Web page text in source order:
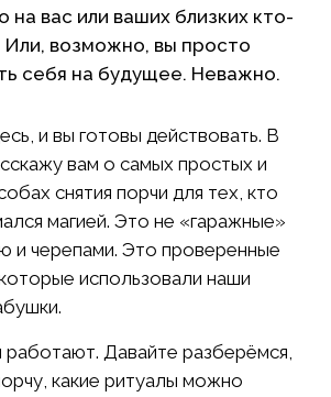
на вас или ваших близких кто-
Или, возможно, вы просто
себя на будущее. Неважно.
и вы готовы действовать. В
вам о самых простых и
снятия порчи для тех, кто
магией. Это не «гаражные»
и черепами. Это проверенные
использовали наши
Давайте разберёмся,
какие ритуалы можно